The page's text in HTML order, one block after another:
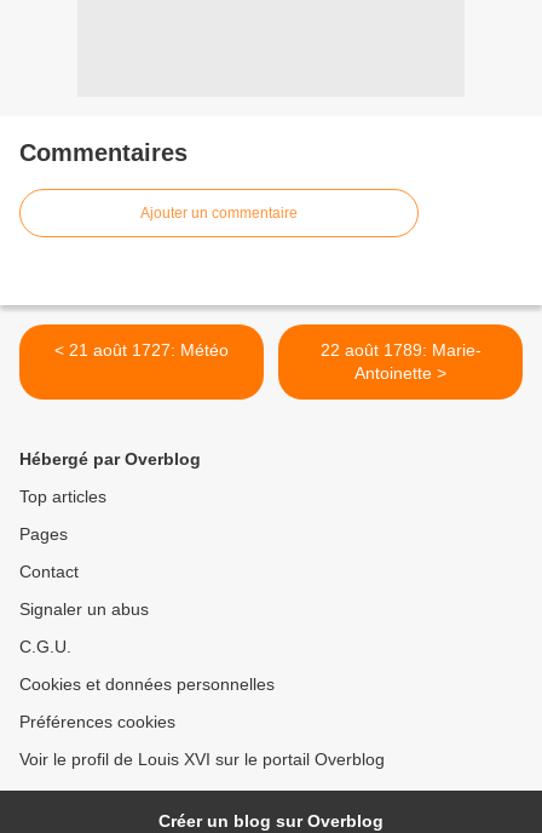
Commentaires
Ajouter un commentaire
< 21 août 1727: Météo
22 août 1789: Marie-
Antoinette >
Hébergé par Overblog
Top articles
Pages
Contact
Signaler un abus
C.G.U.
Cookies et données personnelles
Préférences cookies
Voir le profil de Louis XVI sur le portail Overblog
Créer un blog sur Overblog